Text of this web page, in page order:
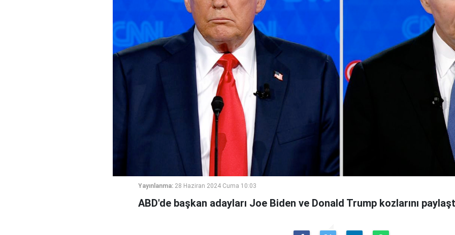
Yayınlanma: 28 Haziran 2024 Cuma 10:03
ABD'de başkan adayları Joe Biden ve Donald Trump kozlarını